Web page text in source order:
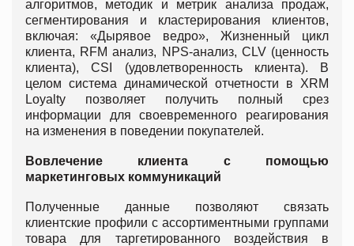
алгоритмов, методик и метрик анализа продаж,
сегментирования и кластерирования клиентов,
включая: «Дырявое ведро», Жизненный цикл
клиента, RFM анализ, NPS-анализ, CLV (ценность
клиента), CSI (удовлетворенность клиента). В
целом система динамической отчетности в XRM
Loyalty позволяет получить полный срез
информации для своевременного реагирования
на изменения в поведении покупателей.
Вовлечение клиента с помощью
маркетинговых коммуникаций
Полученные данные позволяют связать
клиентские профили с ассортиментными группами
товара для таргетированного воздействия в